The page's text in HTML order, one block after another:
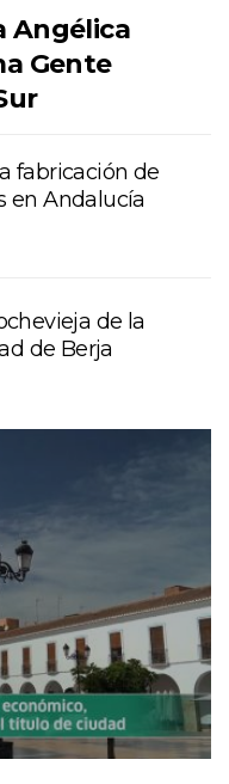
Angélica
Gente
fabricación de
en Andalucía
de la
de Berja